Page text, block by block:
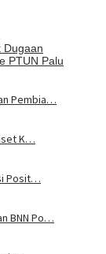
Pembia…
K…
Posit…
BNN Po…